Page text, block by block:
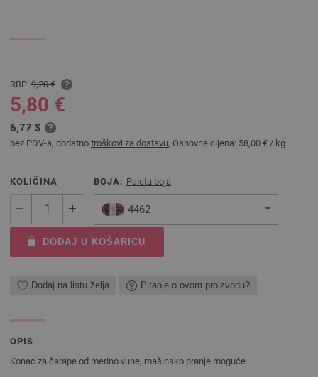
RRP: 9,20 €
5,80 €
6,77 $
bez PDV-a, dodatno troškovi za dostavu, Osnovna cijena: 58,00 € / kg
KOLIČINA BOJA: Paleta boja
4462
DODAJ U KOŠARICU
Dodaj na listu želja Pitanje o ovom proizvodu?
OPIS
Konac za čarape od merino vune, mašinsko pranje moguće